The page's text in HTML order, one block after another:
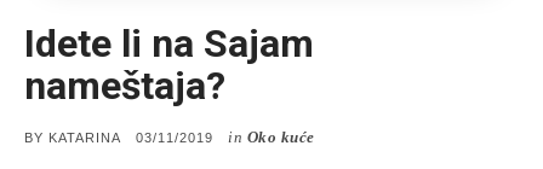
Idete li na Sajam
nameštaja?
BY KATARINA
POSTED
03/11/2019 in Oko kuće